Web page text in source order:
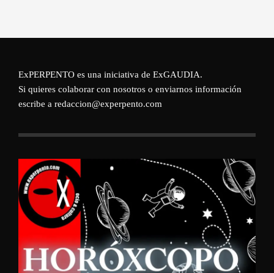
ExPERPENTO es una iniciativa de ExGAUDIA.
Si quieres colaborar con nosotros o enviarnos información
escribe a redaccion@experpento.com